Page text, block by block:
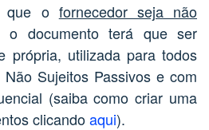
que o fornecedor seja não
o documento terá que ser
própria, utilizada para todos
Sujeitos Passivos e com
(saiba como criar uma
clicandoaqui).